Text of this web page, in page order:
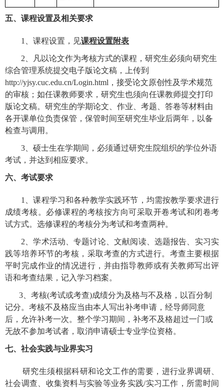
五、课程设置及相关要求
1 、课程设置，见课程设置附表
2 、凡以论文作为考核方式的课程，研究生必须向研究生
综合管理系统提交电子版论文稿，上传到
http://yjsy.cuc.edu.cn/Login.html ，接受论文原创性及学术规范
的审核；如任课教师要求，研究生也须向任课教师提交打印
版论文稿。研究生的学期论文、作业、考题、答卷等材料由
各开课单位负责保管，保管时间至研究生毕业后两年，以备
检查与调用。
3 、硕士生在学期间，必须通过研究生院组织的学位外语
考试，并达到相应要求。
六、考试要求
1 、课程学习和各种教学实践环节，均需按教学要求进行
成绩考核。必修课程的考核按方向可采取开卷考试和闭卷考
试方式。选修课程的考核分为考试和考查两种。
2 、学术活动、专题讨论、文献阅读、选题报告、实习实
践等培养环节的考核，采取考查的方式进行。考查主要根据
平时完成作业的情况进行，并由指导教师或有关教师写出评
语和考查结果，记入学习档案。
3 、考核(考试或考查)成绩分为及格与不及格，以百分制
记分。考核不及格应当由本人写出补考申请，经导师同意
后，允许补考一次。整个学习期间，补考不及格超过一门或
无故不参加考试者，取消申请硕士专业学位资格。
七、社会实践与业界实习
研究生须根据科研和论文工作的需要，进行业界调研、
社会调查、收集资料与实验等业务实践/实习工作，所需时间